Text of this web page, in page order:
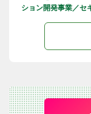
ション開発事業／セ